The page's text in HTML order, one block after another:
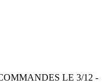
LE 3/12 -